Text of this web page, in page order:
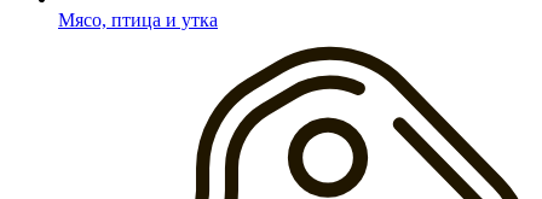
Мясо, птица и утка